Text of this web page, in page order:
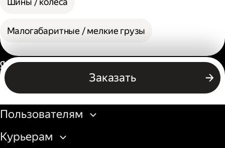
Малогабаритные / мелкие грузы
Заказать
Россия
Бизнесу
Пользователям
Курьерам